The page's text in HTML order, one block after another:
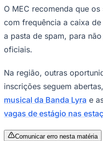
O MEC recomenda que
com frequência a caixa
a pasta de spam, para
oficiais.
Na região, outras
inscrições seguem
musical da Banda Lyra e
vagas de estágio nas
Comunicar erro nesta matéria